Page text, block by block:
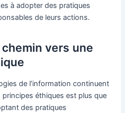
à adopter des pratiques
de leurs actions.
vers une
de l’information continuent
principes éthiques est plus que
des pratiques